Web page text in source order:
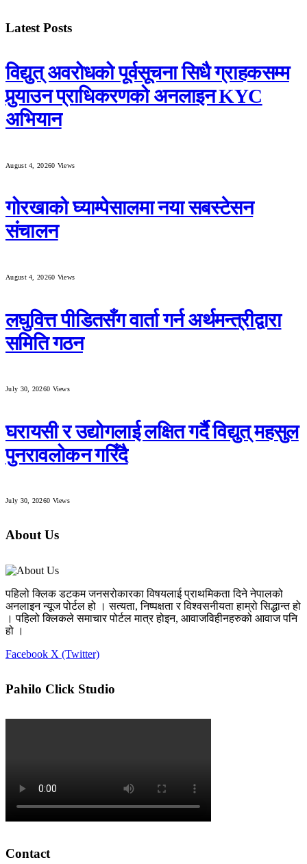
Latest Posts
विद्युत् अवरोधको पूर्वसूचना सिधै ग्राहकसम्म
पुर्‍याउन प्राधिकरणको अनलाइन KYC
अभियान
August 4, 20260 Views
गोरखाको घ्याम्पेसालमा नया सबस्टेसन
संचालन
August 4, 20260 Views
लघुवित्त पीडितसँग वार्ता गर्न अर्थमन्त्रीद्वारा
समिति गठन
July 30, 20260 Views
घरायसी र उद्योगलाई लक्षित गर्दै विद्युत् महसुल
पुनरावलोकन गरिँदै
July 30, 20260 Views
About Us
पहिलो क्लिक डटकम जनसरोकारका विषयलाई प्राथमिकता दिने नेपालको
अनलाइन न्यूज पोर्टल हो । सत्यता, निष्पक्षता र विश्वसनीयता हाम्रो सिद्धान्त हो
। पहिलो क्लिकले समाचार पोर्टल मात्र होइन, आवाजविहीनहरुको आवाज पनि
हो ।
Facebook X (Twitter)
Pahilo Click Studio
Contact